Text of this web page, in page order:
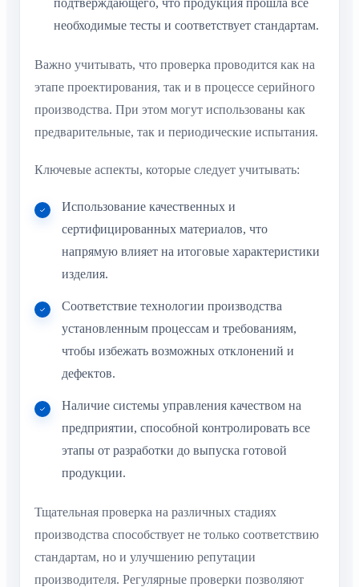
подтверждающего, что продукция прошла все
необходимые тесты и соответствует стандартам.
Важно учитывать, что проверка проводится как на
этапе проектирования, так и в процессе серийного
производства. При этом могут использованы как
предварительные, так и периодические испытания.
Ключевые аспекты, которые следует учитывать:
Использование качественных и
сертифицированных материалов, что
напрямую влияет на итоговые характеристики
изделия.
Соответствие технологии производства
установленным процессам и требованиям,
чтобы избежать возможных отклонений и
дефектов.
Наличие системы управления качеством на
предприятии, способной контролировать все
этапы от разработки до выпуска готовой
продукции.
Тщательная проверка на различных стадиях
производства способствует не только соответствию
стандартам, но и улучшению репутации
производителя. Регулярные проверки позволяют